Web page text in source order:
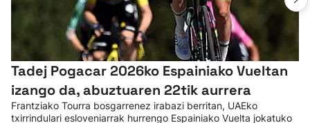
Tadej Pogacar 2026ko Espainiako Vueltan
izango da, abuztuaren 22tik aurrera
Frantziako Tourra bosgarrenez irabazi berritan, UAEko
txirrindulari esloveniarrak hurrengo Espainiako Vuelta jokatuko